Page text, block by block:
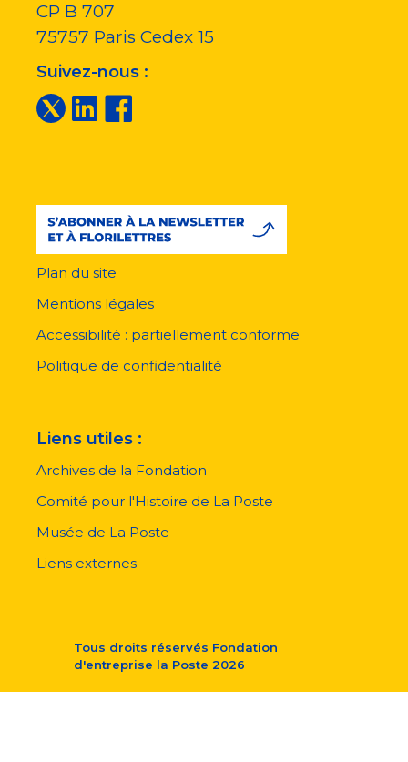
CP B 707
75757 Paris Cedex 15
Suivez-nous :
pied
page
Plan du site
Mentions légales
Accessibilité : partiellement conforme
Politique de confidentialité
Liens utiles :
Archives de la Fondation
Comité pour l'Histoire de La Poste
Musée de La Poste
Liens externes
Tous droits réservés Fondation
d'entreprise la Poste 2026